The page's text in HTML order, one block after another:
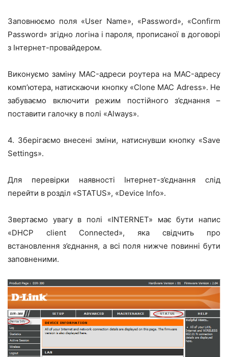
Заповнюємо поля «User Name», «Password», «Confirm
Password» згідно логіна і пароля, прописаної в договорі
з Інтернет-провайдером.
Виконуємо заміну MAC-адреси роутера на MAC-адресу
комп’ютера, натискаючи кнопку «Clone MAC Adress». Не
забуваємо включити режим постійного з’єднання –
поставити галочку в полі «Always».
4. Зберігаємо внесені зміни, натиснувши кнопку «Save
Settings».
Для перевірки наявності Інтернет-з’єднання слід
перейти в розділ «STATUS», «Device Info».
Звертаємо увагу в полі «INTERNET» має бути напис
«DHCP client Connected», яка свідчить про
встановлення з’єднання, а всі поля нижче повинні бути
заповненими.